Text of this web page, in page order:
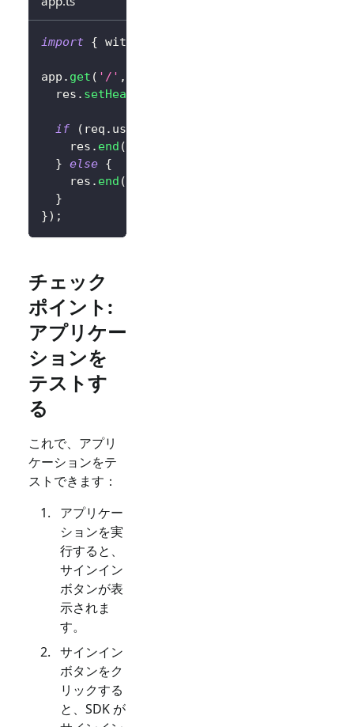
import { withLogto
app . get ( '/' ,
  res
. setHeader
if ( req . user
    res
. end (
} else {
    res
. end (
}
}) ;
チェック
ポイント:
アプリケー
ションを
テストす
る
これで、アプリ
ケーションをテ
ストできます：
アプリケー
ションを実
行すると、
サインイン
ボタンが表
示されま
す。
サインイン
ボタンをク
リックする
と、SDK が